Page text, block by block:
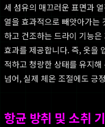
세 섬유의 매끄러운 표면과
열을 효과적으로 빼앗아가는
하고 건조하는 드라이 기능
효과를 제공합니다. 즉, 옷을
적하고 청량한 상태를 유지
넘어, 실제 체온 조절에도 긍
항균 방취 및 소취